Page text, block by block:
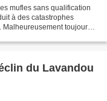
mufles sans qualification
à des catastrophes
toujours à
du Lavandou